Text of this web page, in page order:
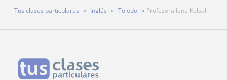
Tus clases particulares Inglés Toledo Profesora Jane Kelsall